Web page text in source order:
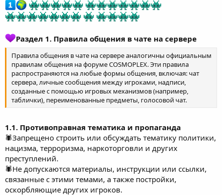
Раздел 1. Правила общения в чате на сервере
Правила общения в чате на сервере аналогичны официальным
правилам общения на форуме COSMOPLEX. Эти правила
распространяются на любые формы общения, включая: чат
сервера, личные сообщения между игроками, надписи,
созданные с помощью игровых механизмов (например,
таблички), переименованные предметы, голосовой чат.
1.1. Противоправная тематика и пропаганда
🕷Запрещено строить или обсуждать тематику политики,
нацизма, терроризма, наркоторговли и других
преступлений.
🕷Не допускаются материалы, инструкции или ссылки,
связанные с этими темами, а также постройки,
оскорбляющие других игроков.